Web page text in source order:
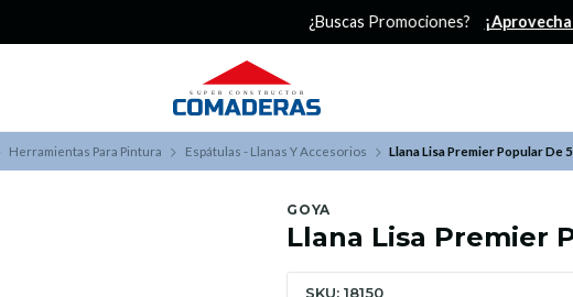
¡Aprovecha nuestros Descuentazos!
Herramientas Para Pintura Espátulas - Llanas Y Accesorios Llana Lisa Premier Popular De
GOYA
Llana Lisa Premier
SKU: 18150